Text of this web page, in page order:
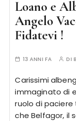
Loano e
Angelo
Fidatevi !
13 ANNI FA DI
Carissimi
immaginato di
ruolo di paciere
che Belfagor, il